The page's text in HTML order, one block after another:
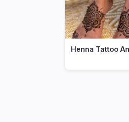
Henna Tattoo